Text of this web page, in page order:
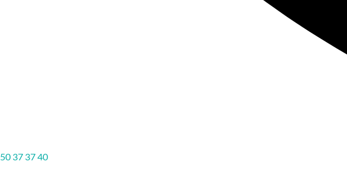
50 37 37 40